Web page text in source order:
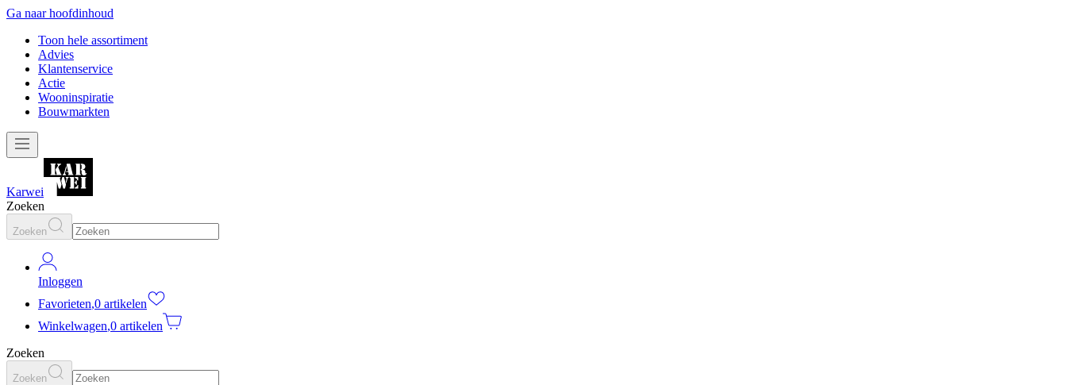
Ga naar hoofdinhoud
Toon hele assortiment
Advies
Klantenservice
Actie
Wooninspiratie
Bouwmarkten
Karwei
Zoeken
Zoeken
Inloggen
Favorieten,0 artikelen
Winkelwagen,0 artikelen
Zoeken
Zoeken